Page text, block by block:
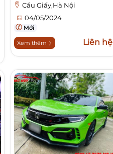
Cầu Giấy,Hà Nội
04/05/2024
Mới
Xem thêm Liên hệ